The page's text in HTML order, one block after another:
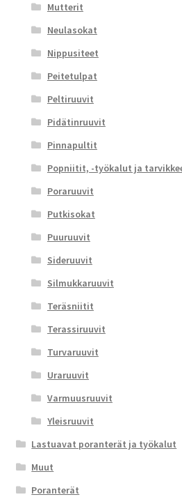
Mutterit
Neulasokat
Nippusiteet
Peitetulpat
Peltiruuvit
Pidätinruuvit
Pinnapultit
Popniitit, -työkalut ja
Poraruuvit
Putkisokat
Puuruuvit
Sideruuvit
Silmukkaruuvit
Teräsniitit
Terassiruuvit
Turvaruuvit
Uraruuvit
Varmuusruuvit
Yleisruuvit
Lastuavat poranterät ja työkalut
Muut
Poranterät